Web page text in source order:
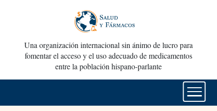
Una organización internacional sin ánimo de lucro para
fomentar el acceso y el uso adecuado de medicamentos
entre la población hispano-parlante